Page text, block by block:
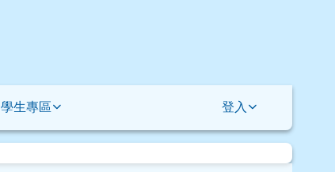
學生專區 登入